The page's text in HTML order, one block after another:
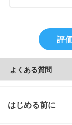
評
よくある質問
はじめる前に